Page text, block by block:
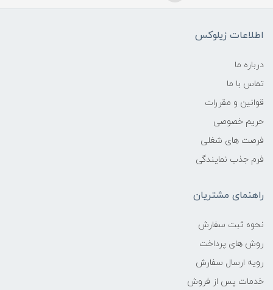
اطلاعات زیلوکس
درباره ما
تماس با ما
قوانین و مقررات
حریم خصوصی
فرصت های شغلی
فرم جذب نمایندگی
راهنمای مشتریان
نحوه ثبت سفارش
روش های پرداخت
رویه ارسال سفارش
خدمات پس از فروش